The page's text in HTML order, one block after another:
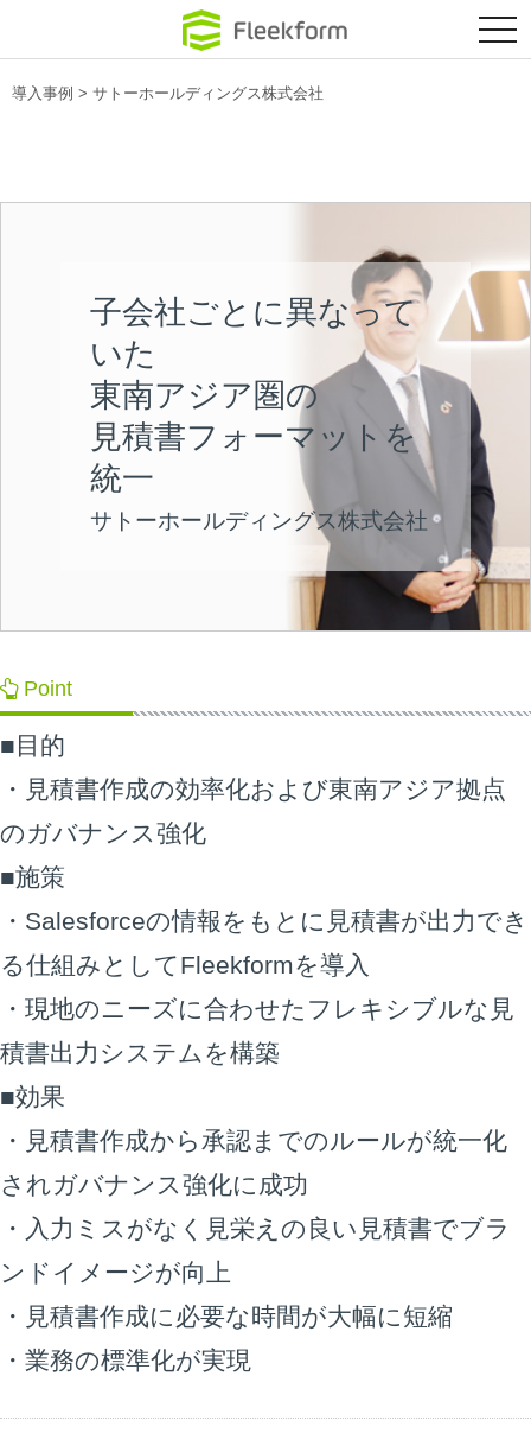
クラウド環
導入事例 > サトーホールディングス株式会社
子会社ごとに異なって
いた
東南アジア圏の
見積書フォーマットを
統一
サトーホールディングス株式会社
Point
■目的
・見積書作成の効率化および東南アジア拠点
のガバナンス強化
■施策
・Salesforceの情報をもとに見積書が出力でき
る仕組みとしてFleekformを導入
・現地のニーズに合わせたフレキシブルな見
積書出力システムを構築
■効果
・見積書作成から承認までのルールが統一化
されガバナンス強化に成功
・入力ミスがなく見栄えの良い見積書でブラ
ンドイメージが向上
・見積書作成に必要な時間が大幅に短縮
・業務の標準化が実現